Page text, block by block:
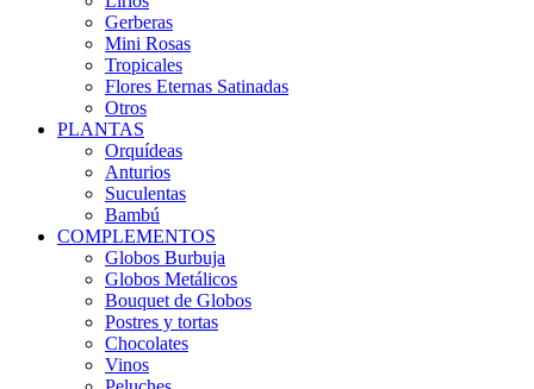
Gerberas
Mini Rosas
Tropicales
Flores Eternas Satinadas
Otros
PLANTAS
Orquídeas
Anturios
Suculentas
Bambú
COMPLEMENTOS
Globos Burbuja
Globos Metálicos
Bouquet de Globos
Postres y tortas
Chocolates
Vinos